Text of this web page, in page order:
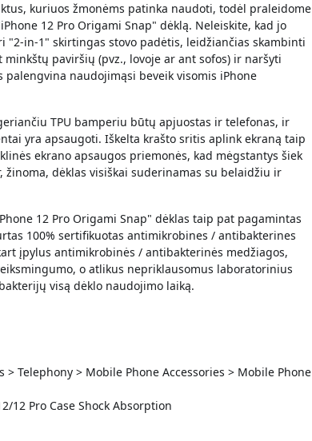
kuriuos žmonėms patinka naudoti, todėl praleidome
12 Pro Origami Snap" dėklą. Neleiskite, kad jo
"2-in-1" skirtingas stovo padėtis, leidžiančias skambinti
paviršių (pvz., lovoje ar ant sofos) ir naršyti
naudojimąsi beveik visomis iPhone
TPU bamperiu būtų apjuostas ir telefonas, ir
yra apsaugoti. Iškelta krašto sritis aplink ekraną taip
ekrano apsaugos priemonės, kad mėgstantys šiek
dėklas visiškai suderinamas su belaidžiu ir
12 Pro Origami Snap" dėklas taip pat pagamintas
100% sertifikuotas antimikrobines / antibakterines
įpylus antimikrobinės / antibakterinės medžiagos,
o atlikus nepriklausomus laboratorinius
visą dėklo naudojimo laiką.
Telephony > Mobile Phone Accessories > Mobile Phone
12 Pro Case Shock Absorption